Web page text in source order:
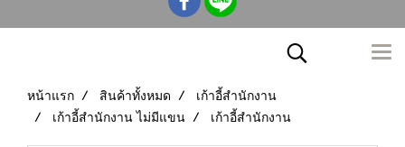
หน้าแรก สินค้าทั้งหมด
เก้าอี้สำนักงาน
เก้าอี้สำนักงาน ไม่มีแขน
เก้าอี้สำนักงาน